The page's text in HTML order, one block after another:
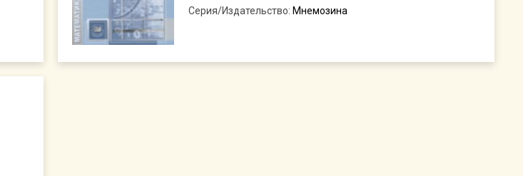
Серия/Издательство: Мнемозина